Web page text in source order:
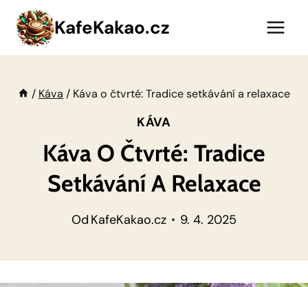
Přeskočit
obsah
KafeKakao.cz
/ Káva / Káva o čtvrté: Tradice setkávání a relaxace
KÁVA
Káva O Čtvrté: Tradice
Setkávání A Relaxace
Od KafeKakao.cz 9. 4. 2025